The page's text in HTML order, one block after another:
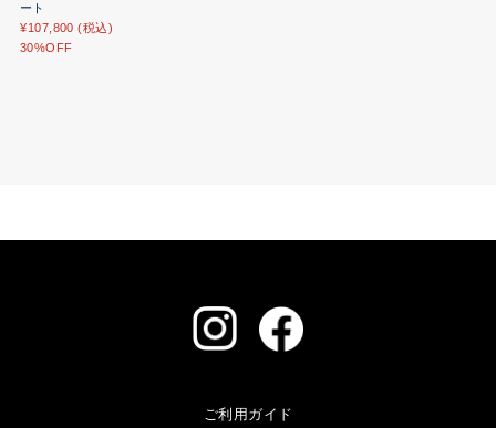
ート
¥107,800 (税込)
30%OFF
ご利用ガイド